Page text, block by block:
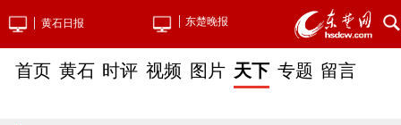
黄石日报 东楚晚报
首页 黄石 时评 视频 图片 天下 专题 留言